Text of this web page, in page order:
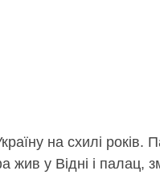
на схилі років.
жив у Відні і палац,